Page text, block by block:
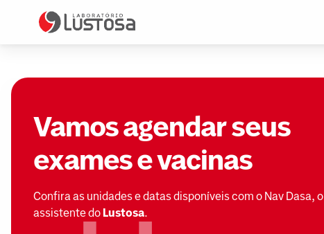
Vamos agendar seus
exames e vacinas
Confira as unidades e datas disponíveis com o Nav Dasa, o
assistente do Lustosa.